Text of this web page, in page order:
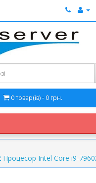
0 товар(ів) - 0 грн.
Intel Core i9-